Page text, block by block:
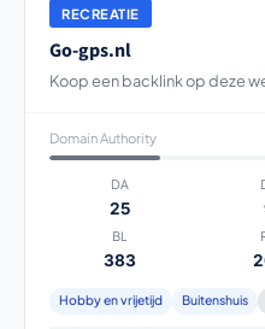
RECREATIE
Go-gps.nl
Koop een backlink op deze
Domain Authority
DA
25
BL
383
Hobby en vrijetijd Buitenshuis